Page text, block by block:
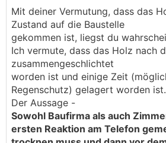
Mit deiner Vermutung, dass das
Zustand auf die Baustelle
gekommen ist, liegst du
Ich vermute, dass das Holz nach
zusammengeschlichtet
worden ist und einige Zeit
Regenschutz) gelagert worden ist.
Der Aussage -
Sowohl Baufirma als auch
ersten Reaktion am Telefon